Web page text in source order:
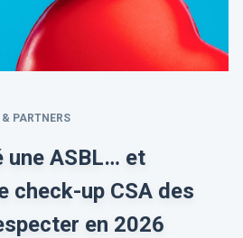
& PARTNERS
une ASBL… et
check-up CSA des
en 2026